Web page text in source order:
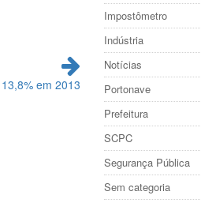
em 2013
Impostômetro
Indústria
Notícias
Portonave
Prefeitura
SCPC
Segurança Pública
Sem categoria